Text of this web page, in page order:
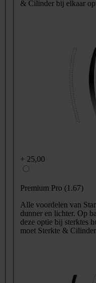
& Cilinder bij elkaar
+ 25,00
Premium Pro (1.67)
Alle voordelen van
dunner en lichter. Op
deze optie bij sterktes
moet Sterkte &